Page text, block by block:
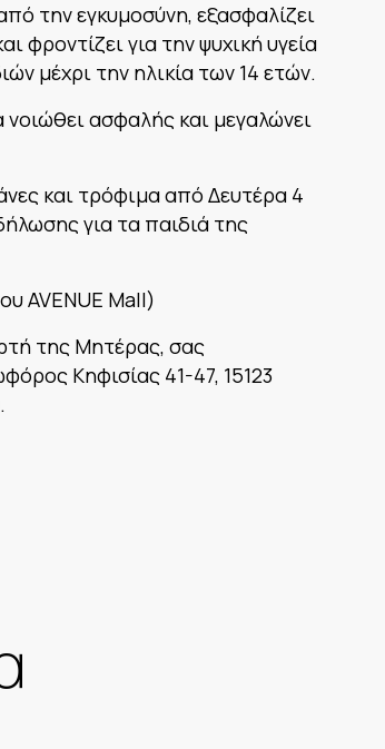
την εγκυμοσύνη, εξασφαλίζει
φροντίζει για την ψυχική υγεία
μέχρι την ηλικία των 14 ετών.
νοιώθει ασφαλής και μεγαλώνει
και τρόφιμα από Δευτέρα 4
για τα παιδιά της
AVENUE Mall)
της Μητέρας, σας
Κηφισίας 41-47, 15123